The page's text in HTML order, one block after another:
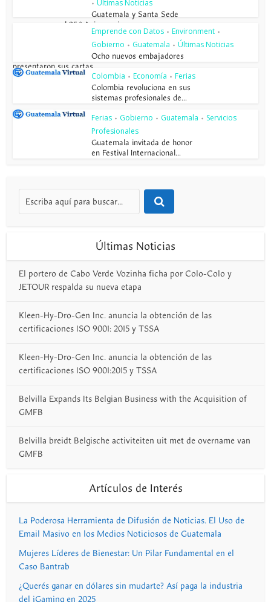
• Últimas Noticias
Guatemala y Santa Sede
conmemoran el 85.º Aniversario...
Emprende con Datos • Environment •
Gobierno • Guatemala • Últimas Noticias
Ocho nuevos embajadores
presentaron sus cartas...
Colombia • Economía • Ferias
Colombia revoluciona en sus
sistemas profesionales de...
Ferias • Gobierno • Guatemala • Servicios
Profesionales
Guatemala invitada de honor
en Festival Internacional...
Últimas Noticias
El portero de Cabo Verde Vozinha ficha por Colo-Colo y
JETOUR respalda su nueva etapa
Kleen-Hy-Dro-Gen Inc. anuncia la obtención de las
certificaciones ISO 9001: 2015 y TSSA
Kleen-Hy-Dro-Gen Inc. anuncia la obtención de las
certificaciones ISO 9001:2015 y TSSA
Belvilla Expands Its Belgian Business with the Acquisition of
GMFB
Belvilla breidt Belgische activiteiten uit met de overname van
GMFB
Artículos de Interés
La Poderosa Herramienta de Difusión de Noticias. El Uso de
Email Masivo en los Medios Noticiosos de Guatemala
Mujeres Líderes de Bienestar: Un Pilar Fundamental en el
Caso Bantrab
¿Querés ganar en dólares sin mudarte? Así paga la industria
del iGaming en 2025